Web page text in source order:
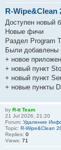
R-Wipe&Clean
Доступен новый
Новые фичи
Раздел Program
Были добавлены
+ новое
+ новый пункт
+ новый пункт
+ новые пункты
by R-tt Team
21 Jul 2026, 21:20
Forum: Удаление
Topic: R-Wipe&Clean
Replies: 0
Views: 71